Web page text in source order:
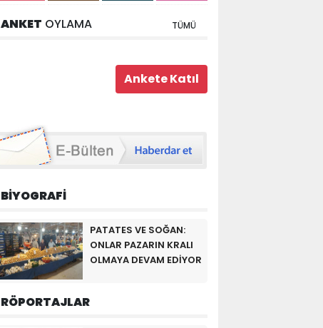
ANKET OYLAMA TÜMÜ
BİYOGRAFİ
PATATES VE SOĞAN:
ONLAR PAZARIN KRALI
OLMAYA DEVAM EDİYOR
RÖPORTAJLAR